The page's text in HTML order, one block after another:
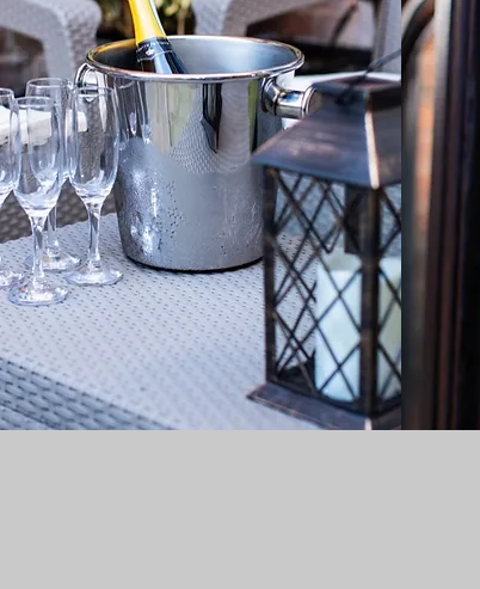
première
Nous voulons que
maison, et
Si vous avez